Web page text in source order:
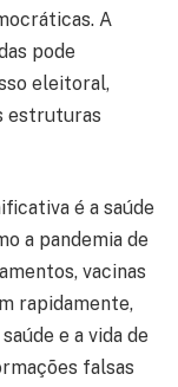
A
pode
eleitoral,
estruturas
é a saúde
a pandemia de
vacinas
rapidamente,
e a vida de
falsas